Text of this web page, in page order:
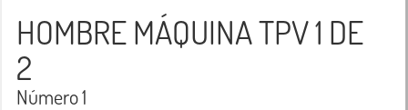
HOMBRE MÁQUINA TPV 1 DE
2
Número 1